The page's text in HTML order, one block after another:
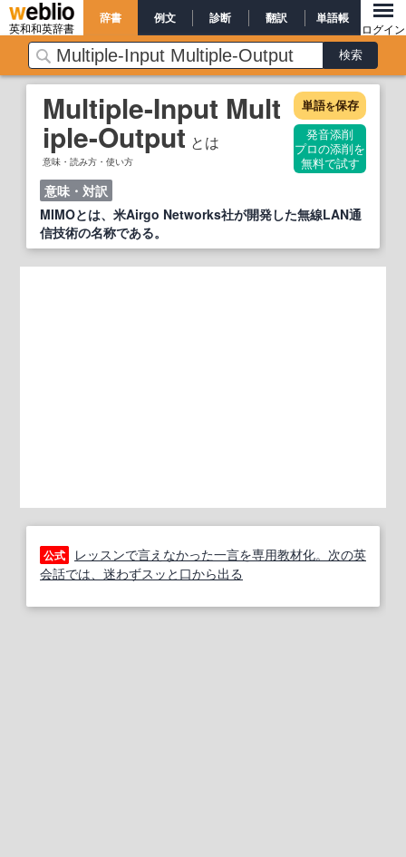
英和和英辞書
辞書 例文 診断 翻訳 単語帳
ログイン
Multiple-Input Mult
iple-Output とは
意味・読み方・使い方
単語を保存
発音添削
プロの添削を
無料で試す
意味・対訳
MIMOとは、米Airgo Networks社が開発した無線LAN通
信技術の名称である。
公式
レッスンで言えなかった一言を専用教材化。次の英
会話では、迷わずスッと口から出る